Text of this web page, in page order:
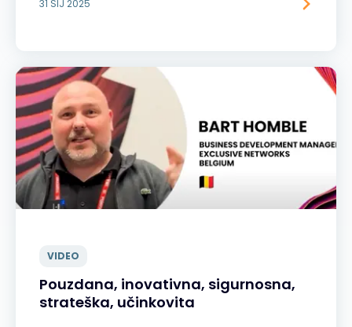
31 SIJ 2025
VIDEO
Pouzdana, inovativna, sigurnosna,
strateška, učinkovita